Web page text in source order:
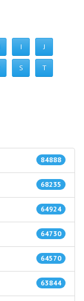
I J
S T
84888
68235
64924
64730
64570
63844